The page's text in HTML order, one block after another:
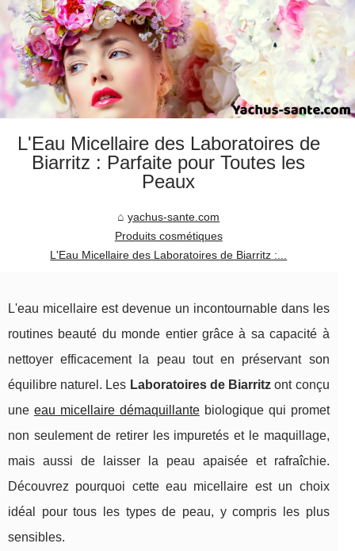
L'Eau Micellaire des Laboratoires de
Biarritz : Parfaite pour Toutes les
Peaux
yachus-sante.com
Produits cosmétiques
L'Eau Micellaire des Laboratoires de Biarritz :...
L'eau micellaire est devenue un incontournable dans les
routines beauté du monde entier grâce à sa capacité à
nettoyer efficacement la peau tout en préservant son
équilibre naturel. Les Laboratoires de Biarritz ont conçu
une eau micellaire démaquillantebiologique qui promet
non seulement de retirer les impuretés et le maquillage,
mais aussi de laisser la peau apaisée et rafraîchie.
Découvrez pourquoi cette eau micellaire est un choix
idéal pour tous les types de peau, y compris les plus
sensibles.